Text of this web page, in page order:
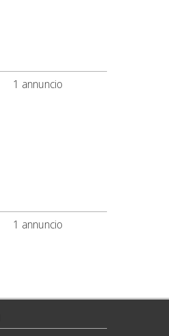
1 annuncio
1 annuncio